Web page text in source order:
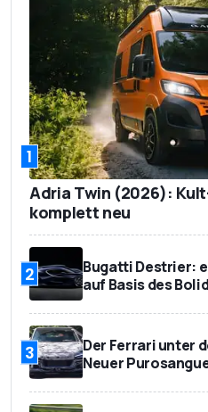
1
Adria Twin (2026):
komplett neu
2
Bugatti Destrier:
auf Basis des
3
Der Ferrari unter
Neuer